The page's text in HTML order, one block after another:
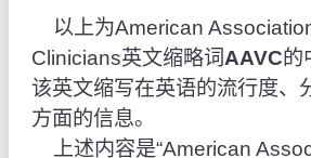
以上为American
Clinicians英文缩略词 AAVC的
该英文缩写在英语的流行度、
方面的信息。
上述内容是“American